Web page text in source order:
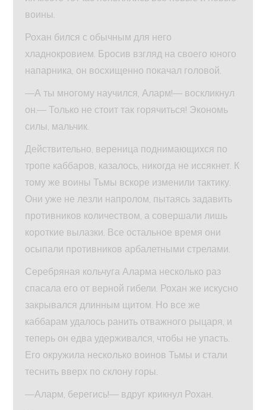
воины.
Рохан бился с обычным для него
хладнокровием. Бросив взгляд на своего юного
напарника, он восхищенно покачал головой.
—А ты многому научился, Аларм!— воскликнул
он.— Только не стоит так горячиться! Экономь
силы, мальчик.
Действительно, вереница поднимающихся по
тропе каббаров, казалось, никогда не иссякнет. К
тому же воины Тьмы вскоре изменили тактику.
Они уже не лезли напролом, пытаясь задавить
противников количеством, а совершали лишь
короткие вылазки. Все остальное время они
осыпали противников арбалетными стрелами.
Серебряная кольчуга Аларма несколько раз
спасала его от верной гибели. Рохан же искусно
закрывался длинным щитом. Но все же
каббарам удалось ранить отважного рыцаря, и
теперь он едва удерживался, чтобы не упасть.
Его окружила несколько воинов Тьмы и стали
теснить вверх по склону горы.
—Аларм, берегись!— вдруг крикнул Рохан.